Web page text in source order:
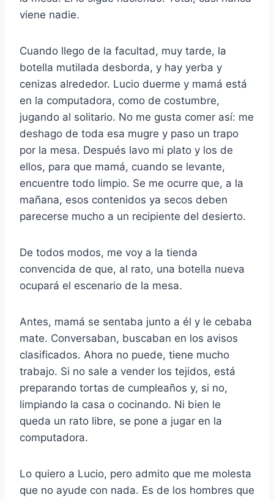
viene nadie.
Cuando llego de la facultad, muy tarde, la
botella mutilada desborda, y hay yerba y
cenizas alrededor. Lucio duerme y mamá está
en la computadora, como de costumbre,
jugando al solitario. No me gusta comer así: me
deshago de toda esa mugre y paso un trapo
por la mesa. Después lavo mi plato y los de
ellos, para que mamá, cuando se levante,
encuentre todo limpio. Se me ocurre que, a la
mañana, esos contenidos ya secos deben
parecerse mucho a un recipiente del desierto.
De todos modos, me voy a la tienda
convencida de que, al rato, una botella nueva
ocupará el escenario de la mesa.
Antes, mamá se sentaba junto a él y le cebaba
mate. Conversaban, buscaban en los avisos
clasificados. Ahora no puede, tiene mucho
trabajo. Si no sale a vender los tejidos, está
preparando tortas de cumpleaños y, si no,
limpiando la casa o cocinando. Ni bien le
queda un rato libre, se pone a jugar en la
computadora.
Lo quiero a Lucio, pero admito que me molesta
que no ayude con nada. Es de los hombres que